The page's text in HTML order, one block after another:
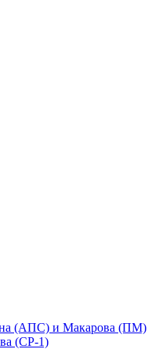
(АПС) и Макарова (ПМ)
(СР-1)